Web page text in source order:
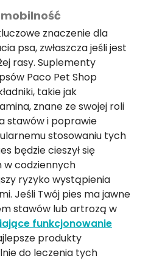
znaczenie dla
psa, zwłaszcza jeśli jest
rasy. Suplementy
Paco Pet Shop
takie jak
znane ze swojej roli
stawów i poprawie
stosowaniu tych
będzie cieszył się
codziennych
ryzyko wystąpienia
Jeśli Twój pies ma jawne
stawów lub artrozą w
funkcjonowanie
produkty
do leczenia tych